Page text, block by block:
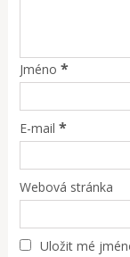
Jméno *
E-mail *
Webová stránka
Uložit mé